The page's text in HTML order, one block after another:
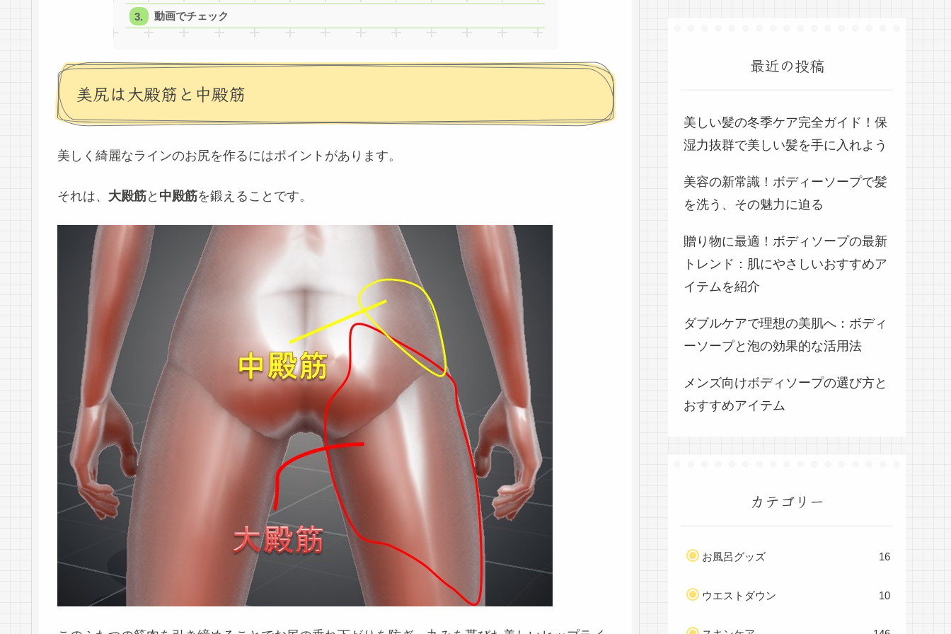
動画でチェック
美尻は大殿筋と中殿筋
美しく綺麗なラインのお尻を作るにはポイントがあります。
それは、 大殿筋と 中殿筋を鍛えることです。
最近の投稿
美しい髪の冬季ケア完全ガイド！保
湿力抜群で美しい髪を手に入れよう
美容の新常識！ボディーソープで髪
を洗う、その魅力に迫る
贈り物に最適！ボディソープの最新
トレンド：肌にやさしいおすすめア
イテムを紹介
ダブルケアで理想の美肌へ：ボディ
ーソープと泡の効果的な活用法
メンズ向けボディソープの選び方と
おすすめアイテム
カテゴリー
お風呂グッズ 16
ウエストダウン 10